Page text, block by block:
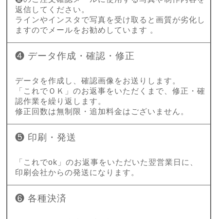
返信してください。
ラインやインスタで写真を受け取ると画質が劣化し
ますのでメールをお勧めしています 。
❹ データ作成・確認・修正
データを作成し、確認画像をお送りします。
「これでＯＫ」のお返事をいただくまで、修正・確
認作業を繰り返します。
修正回数は無制限・追加料金はございません。
❺ 印刷・発送
「これでok」のお返事をいただいた翌営業日に、
印刷会社からの発送になります。
❻ 各種決済